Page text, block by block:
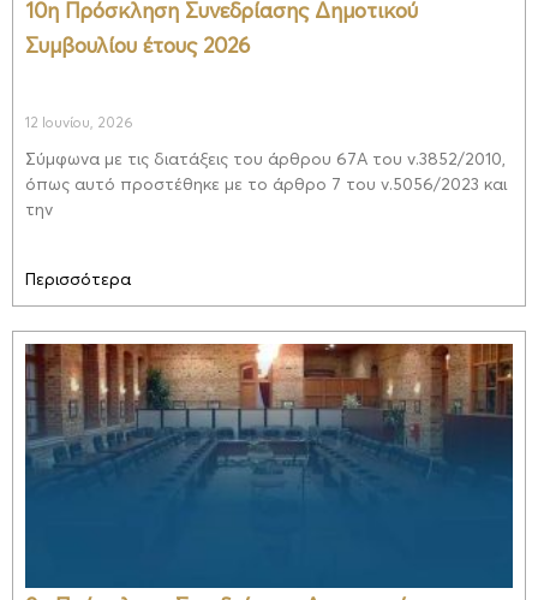
10η Πρόσκληση Συνεδρίασης Δημοτικού
Συμβουλίου έτους 2026
12 Ιουνίου, 2026
Σύμφωνα με τις διατάξεις του άρθρου 67Α του ν.3852/2010,
όπως αυτό προστέθηκε με το άρθρο 7 του ν.5056/2023 και
την
Περισσότερα